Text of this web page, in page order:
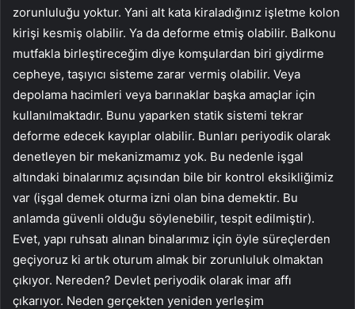
zorunluluğu yoktur. Yani alt kata kiraladığınız işletme kolon
kirişi kesmiş olabilir. Ya da deforme etmiş olabilir. Balkonu
mutfakla birleştireceğim diye komşulardan biri giydirme
cepheye, taşıyıcı sisteme zarar vermiş olabilir. Veya
depolama hacimleri veya barınaklar başka amaçlar için
kullanılmaktadır. Bunu yaparken statik sistemi tekrar
deforme edecek kayıplar olabilir. Bunları periyodik olarak
denetleyen bir mekanizmamız yok. Bu nedenle işgal
altındaki binalarımız açısından bile bir kontrol eksikliğimiz
var (işgal demek oturma izni olan bina demektir. Bu
anlamda güvenli olduğu söylenebilir, tespit edilmiştir).
Evet, yapı ruhsatı alınan binalarımız için öyle süreçlerden
geçiyoruz ki artık oturum almak bir zorunluluk olmaktan
çıkıyor. Nereden? Devlet periyodik olarak imar affı
çıkarıyor. Neden gerçekten yeniden yerleşim